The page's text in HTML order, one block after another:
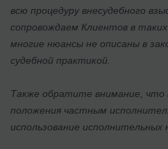
всю процедуру внесудебного
сопровождаем Клиентов в таких
многие нюансы не описаны в
судебной практикой.
Также обратите внимание, что
положения частным
использование исполнительных